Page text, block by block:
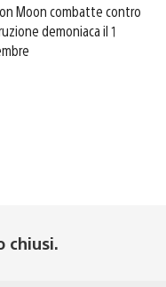
Moon combatte contro
demoniaca il 1
chiusi.